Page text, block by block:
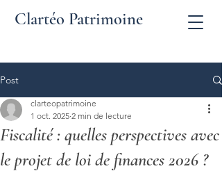
Clartéo Patrimoine
Post
Fiscalité : quelles perspectives avec
le projet de loi de finances 2026 ?
clarteopatrimoine
1 oct. 2025 2 min de lecture